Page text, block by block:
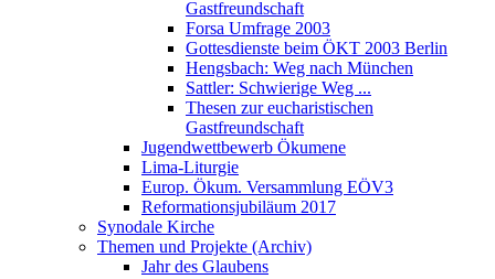
Gastfreundschaft
Forsa Umfrage 2003
Gottesdienste beim ÖKT 2003 Berlin
Hengsbach: Weg nach München
Sattler: Schwierige Weg ...
Thesen zur eucharistischen
Gastfreundschaft
Jugendwettbewerb Ökumene
Lima-Liturgie
Europ. Ökum. Versammlung EÖV3
Reformationsjubiläum 2017
Synodale Kirche
Themen und Projekte (Archiv)
Jahr des Glaubens